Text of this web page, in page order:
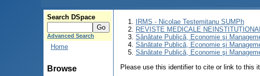
Search DSpace
Advanced Search
Home
Browse
IRMS - Nicolae Testemitanu SUMPh
REVISTE MEDICALE
Sănătate Publică, Economie şi
Sănătate Publică, Economie şi
Sănătate Publică, Economie şi
Please use this identifier to cite or link to this